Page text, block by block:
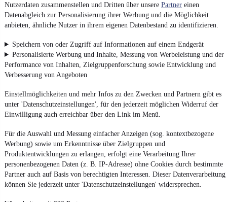
Nutzerdaten zusammenstellen und Dritten über unsere Partner einen
Datenabgleich zur Personalisierung ihrer Werbung und die Möglichkeit
anbieten, ähnliche Nutzer in ihrem eigenen Datenbestand zu identifizieren.
Speichern von oder Zugriff auf Informationen auf einem Endgerät
Personalisierte Werbung und Inhalte, Messung von Werbeleistung und der
Performance von Inhalten, Zielgruppenforschung sowie Entwicklung und
Verbesserung von Angeboten
Einstellmöglichkeiten und mehr Infos zu den Zwecken und Partnern gibt es
unter 'Datenschutzeinstellungen', für den jederzeit möglichen Widerruf der
Einwilligung auch erreichbar über den Link im Menü.
Für die Auswahl und Messung einfacher Anzeigen (sog. kontextbezogene
Werbung) sowie um Erkenntnisse über Zielgruppen und
Produktentwicklungen zu erlangen, erfolgt eine Verarbeitung Ihrer
personenbezogenen Daten (z. B. IP-Adresse) ohne Cookies durch bestimmte
Partner auch auf Basis von berechtigten Interessen. Dieser Datenverarbeitung
können Sie jederzeit unter 'Datenschutzeinstellungen' widersprechen.